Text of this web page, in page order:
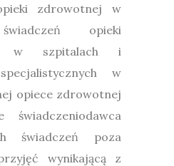
zdrowotnej w
opieki
w szpitalach i
w
opiece zdrowotnej
świadczeniodawca
świadczeń poza
wynikającą z